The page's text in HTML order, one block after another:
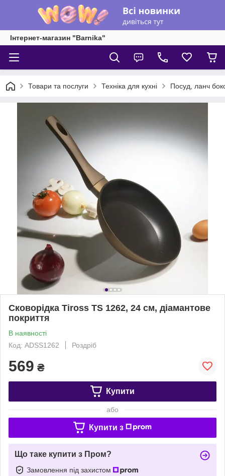
Інтернет-магазин "Barnika"
Товари та послуги Техніка для кухні Посуд, ланч
Сковорідка Tiross TS 1262, 24 см, діамантове
покриття
В наявності
Код: ADSS1262
Роздріб
569 ₴
Купити
або
Купити з
Що таке купити з Пром?
Замовлення під захистом